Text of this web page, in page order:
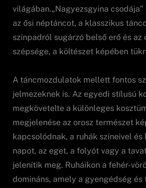
világában.„Nagyezsgyina
az ősi néptáncot, a klasszikus
színpadról sugárzó belső erő és az
szépsége, a költészet képében
A táncmozdulatok mellett fontos
jelmezeknek is. Az egyedi stílusú
megkövetelte a különleges
megjelenése az orosz természet
kapcsolódnak, a ruhák színeivel
napot, az eget, a folyót vagy a
jelenítik meg. Ruháikon a fehér-
domináns, amely a gyengédség és